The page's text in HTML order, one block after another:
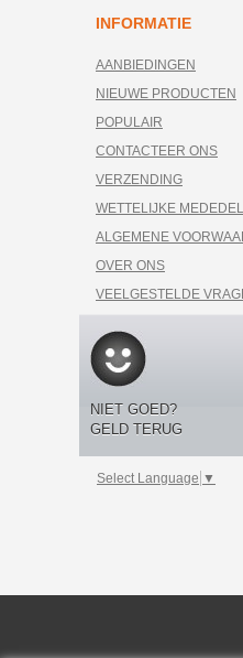
INFORMATIE
AANBIEDINGEN
NIEUWE PRODUCTEN
POPULAIR
CONTACTEER ONS
VERZENDING
WETTELIJKE
ALGEMENE
OVER ONS
VEELGESTELDE
NIET GOED?
GELD TERUG
Select Language ▼